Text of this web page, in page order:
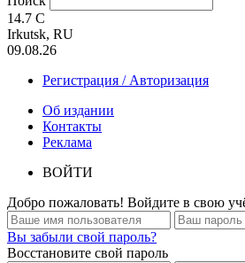
14.7 C
Irkutsk, RU
09.08.26
Регистрация / Авторизация
Об издании
Контакты
Реклама
ВОЙТИ
Добро пожаловать! Войдите в свою
Вы забыли свой пароль?
Восстановите свой пароль